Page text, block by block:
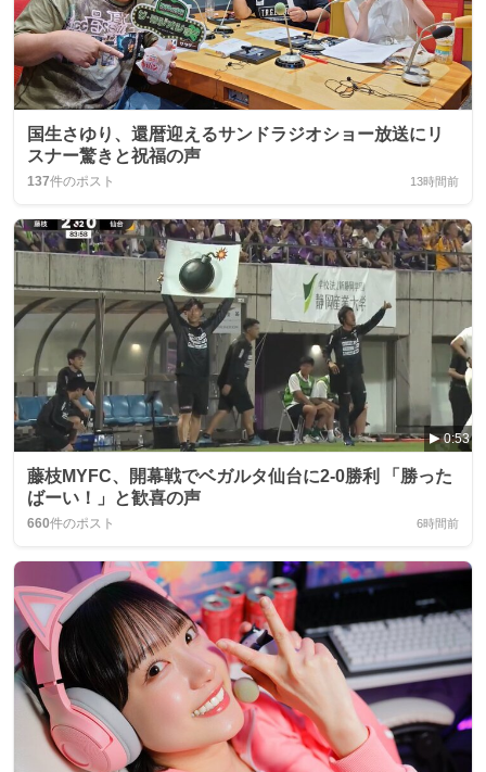
国生さゆり、還暦迎えるサンドラジオショー放送にリ
スナー驚きと祝福の声
137件のポスト 13時間前
0:53
藤枝MYFC、開幕戦でベガルタ仙台に2-0勝利 「勝った
ばーい！」と歓喜の声
660件のポスト 6時間前